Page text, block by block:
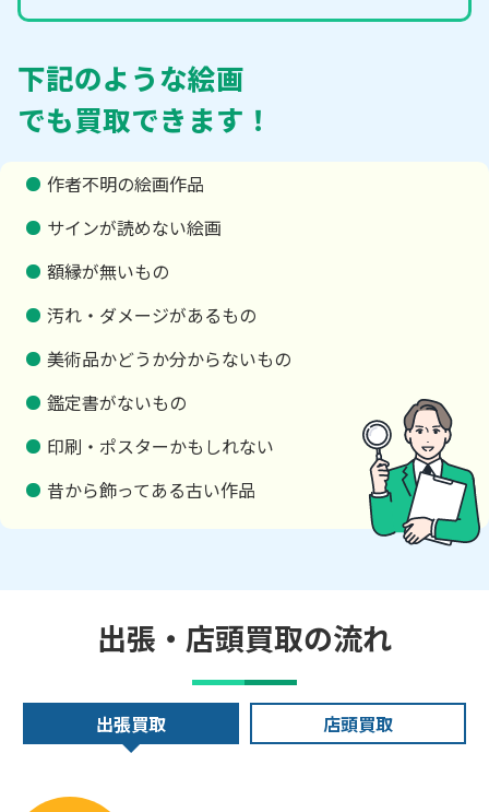
下記のような絵画
でも買取できます！
作者不明の絵画作品
サインが読めない絵画
額縁が無いもの
汚れ・ダメージがあるもの
美術品かどうか分からないもの
鑑定書がないもの
印刷・ポスターかもしれない
昔から飾ってある古い作品
出張・店頭買取の流れ
出張買取 店頭買取